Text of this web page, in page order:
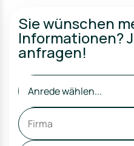
Sie wünschen
Informationen?
anfragen!
Anrede wählen...